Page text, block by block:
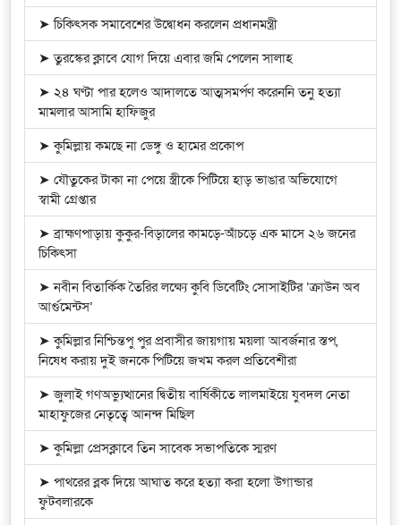
➤ চিকিৎসক সমাবেশের উদ্বোধন করলেন প্রধানমন্ত্রী
➤ তুরস্কের ক্লাবে যোগ দিয়ে এবার জমি পেলেন সালাহ
➤ ২৪ ঘণ্টা পার হলেও আদালতে আত্মসমর্পণ করেননি তনু হত্যা
মামলার আসামি হাফিজুর
➤ কুমিল্লায় কমছে না ডেঙ্গু ও হামের প্রকোপ
➤ যৌতুকের টাকা না পেয়ে স্ত্রীকে পিটিয়ে হাড় ভাঙার অভিযোগে
স্বামী গ্রেপ্তার
➤ ব্রাহ্মণপাড়ায় কুকুর-বিড়ালের কামড়ে-আঁচড়ে এক মাসে ২৬ জনের
চিকিৎসা
➤ নবীন বিতার্কিক তৈরির লক্ষ্যে কুবি ডিবেটিং সোসাইটির ‘ক্রাউন অব
আর্গুমেন্টস’
➤ কুমিল্লার নিশ্চিন্তপু পুর প্রবাসীর জায়গায় ময়লা আবর্জনার স্তপ,
নিষেধ করায় দুই জনকে পিটিয়ে জখম করল প্রতিবেশীরা
➤ জুলাই গণঅভ্যুত্থানের দ্বিতীয় বার্ষিকীতে লালমাইয়ে যুবদল নেতা
মাহাফুজের নেতৃত্বে আনন্দ মিছিল
➤ কুমিল্লা প্রেসক্লাবে তিন সাবেক সভাপতিকে স্মরণ
➤ পাথরের ব্লক দিয়ে আঘাত করে হত্যা করা হলো উগান্ডার
ফুটবলারকে